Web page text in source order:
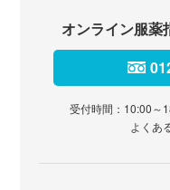
オンライン服薬
受付時間：10:00～
よくあ